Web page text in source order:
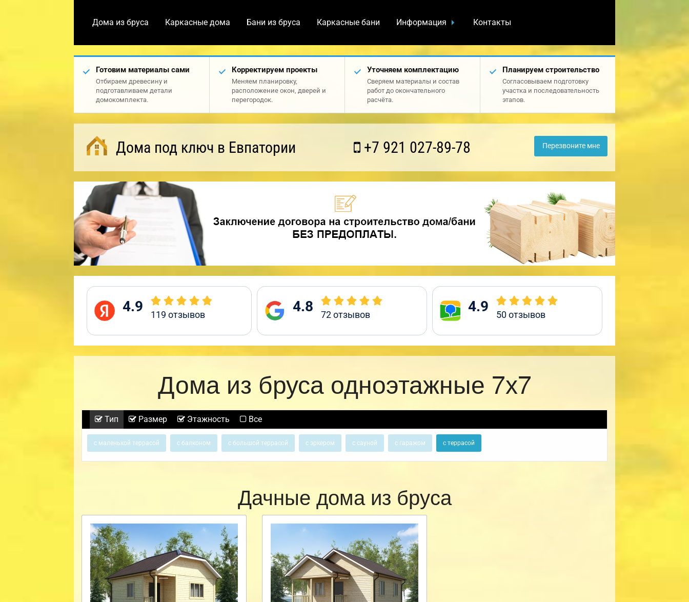
Дома из бруса Каркасные дома Бани из бруса Каркасные бани Информация Контакты
Готовим материалы сами
Отбираем древесину и
подготавливаем детали
домокомплекта.
Корректируем проекты
Меняем планировку,
расположение окон, дверей и
перегородок.
Уточняем комплектацию
Сверяем материалы и состав
работ до окончательного
расчёта.
Планируем строительство
Согласовываем подготовку
участка и последовательность
этапов.
Дома под ключ в Евпатории +7 921 027-89-78 Перезвоните мне
4.9 119 отзывов 4.8 72отзывов 4.9 50отзывов
Дома из бруса одноэтажные 7х7
Тип Размер Этажность Все
с маленькой террасой с балконом с большой террасой с эркером с сауной с гаражом с террасой
Дачные дома из бруса